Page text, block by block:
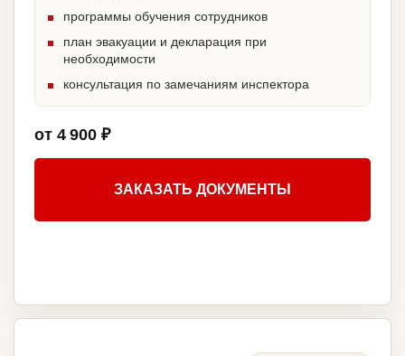
программы обучения сотрудников
план эвакуации и декларация при
необходимости
консультация по замечаниям инспектора
от 4 900 ₽
ЗАКАЗАТЬ ДОКУМЕНТЫ